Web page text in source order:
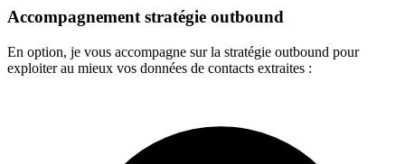
Accompagnement stratégie outbound
En option, je vous accompagne sur la stratégie outbound pour
exploiter au mieux vos données de contacts extraites :